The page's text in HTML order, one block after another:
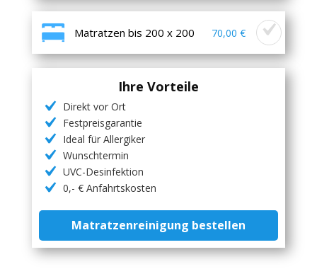
Matratzen bis 200 x 200 70,00 €
Ihre Vorteile
Direkt vor Ort
Festpreisgarantie
Ideal für Allergiker
Wunschtermin
UVC-Desinfektion
0,- € Anfahrtskosten
Matratzenreinigung bestellen